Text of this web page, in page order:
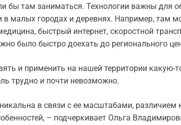
бы там заниматься. Технологии важны для
малых городах и деревнях. Например, там
быстрый интернет, скоростной
было быстро доехать до регионального
и применить на нашей территории какую-
трудно и почти невозможно.
в связи с ее масштабами, различием
– подчеркивает Ольга